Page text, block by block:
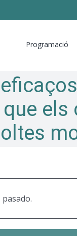
Programació